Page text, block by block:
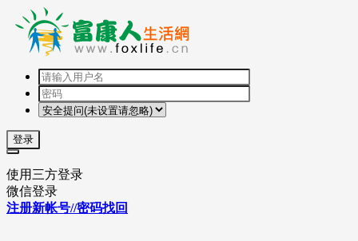
登录
使用三方登录
微信登录
注册新帐号//密码找回